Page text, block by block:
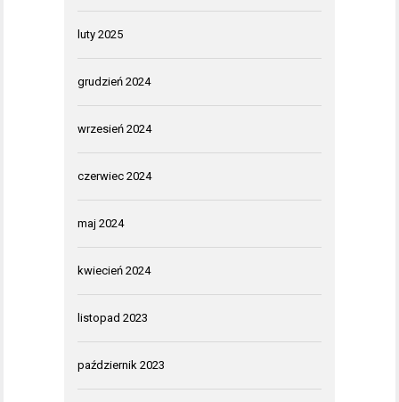
luty 2025
grudzień 2024
wrzesień 2024
czerwiec 2024
maj 2024
kwiecień 2024
listopad 2023
październik 2023